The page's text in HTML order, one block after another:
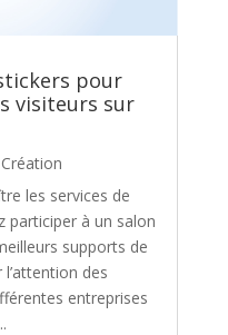
pour
visiteurs sur
Création
les services de
participer à un salon
supports de
des
entreprises